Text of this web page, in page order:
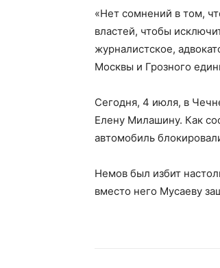
«Нет сомнений в том,
властей, чтобы
журналистское,
Москвы и Грозного
Сегодня, 4 июля, в
Елену Милашину. Как
автомобиль
Немов был избит
вместо него Мусаеву